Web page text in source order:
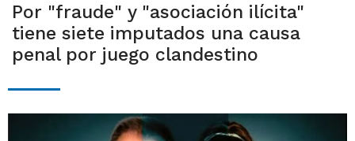
Por "fraude" y "asociación ilícita"
tiene siete imputados una causa
penal por juego clandestino